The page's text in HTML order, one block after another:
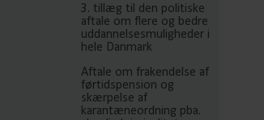
3. tillæg til den politiske
aftale om flere og bedre
uddannelsesmuligheder i
hele Danmark
Aftale om frakendelse af
førtidspension og
skærpelse af
karantæneordning pba.